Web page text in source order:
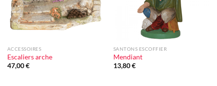
ACCESSOIRES
Escaliers arche
47,00€
SANTONS ESCOFFIER
Mendiant
13,80€